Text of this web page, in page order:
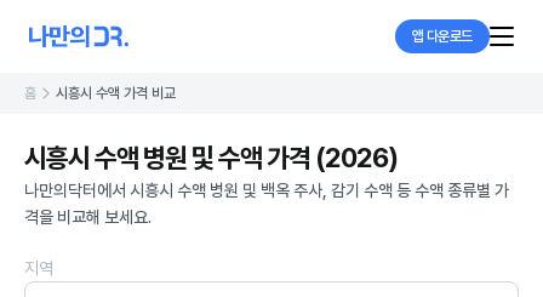
앱 다운로드
홈 시흥시 수액 가격 비교
시흥시 수액 병원 및 수액 가격 (2026)
나만의닥터에서 시흥시 수액 병원 및 백옥 주사, 감기 수액 등 수액 종류별 가
격을 비교해 보세요.
지역